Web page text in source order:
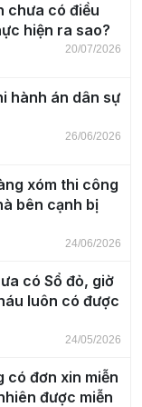
chưa có điều
hiện ra sao?
20/07/2026
hành án dân sự
26/06/2026
xóm thi công
bên cạnh bị
24/06/2026
có Sổ đỏ, giờ
luôn có được
24/05/2026
có đơn xin miễn
được miễn